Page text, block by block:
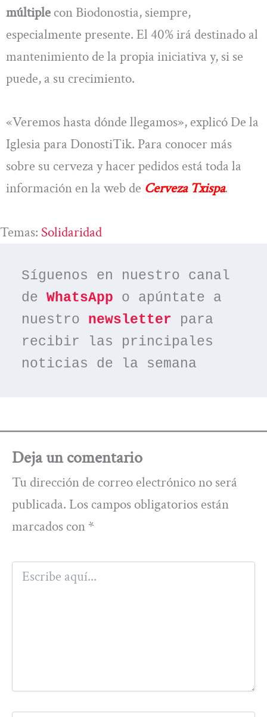
múltiple con Biodonostia, siempre,
especialmente presente. El 40% irá destinado al
mantenimiento de la propia iniciativa y, si se
puede, a su crecimiento.
«Veremos hasta dónde llegamos», explicó De la
Iglesia para DonostiTik. Para conocer más
sobre su cerveza y hacer pedidos está toda la
información en la web de Cerveza Txispa.
Temas: Solidaridad
Síguenos en nuestro canal
de WhatsApp o apúntate a
nuestro newsletter para
recibir las principales
noticias de la semana
Deja un comentario
Tu dirección de correo electrónico no será
publicada. Los campos obligatorios están
marcados con *
Escribe
aquí...